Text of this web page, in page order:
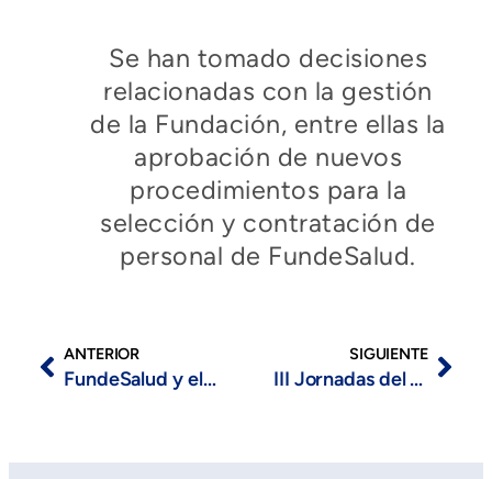
Se han tomado decisiones
relacionadas con la gestión
de la Fundación, entre ellas la
aprobación de nuevos
procedimientos para la
selección y contratación de
personal de FundeSalud.
ANTERIOR
FundeSalud y el SES entre los expertos europeos que debaten sobre la gestión de antimicrobianos en atención primaria
SIGUIENTE
III Jornadas del Programa ACEMEX